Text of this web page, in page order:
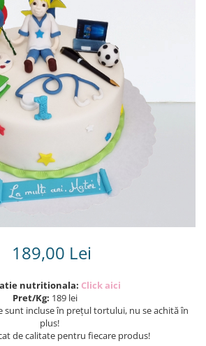
pentru
189,00 Lei
nutritionala: Click aici
Pret/Kg: 189 lei
sunt incluse în prețul tortului, nu se achită în
plus!
de calitate pentru fiecare produs!